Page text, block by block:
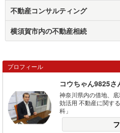
不動産コンサルティング
横須賀市内の不動産相続
プロフィール
コウちゃん9825さ
神奈川県内の借地、
効活用 不動産に関す
科」